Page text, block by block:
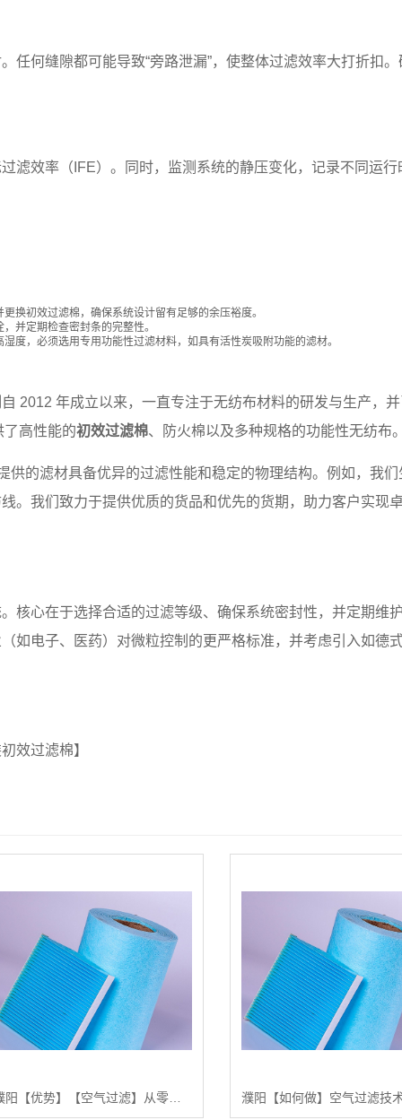
何缝隙都可能导致“旁路泄漏”，使整体过滤效率大打折扣。
滤效率（IFE）。同时，监测系统的静压变化，记录不同运行
更换初效过滤棉，确保系统设计留有足够的余压裕度。
并定期检查密封条的完整性。
度，必须选用专用功能性过滤材料，如具有活性炭吸附功能的滤材。
自 2012 年成立以来，一直专注于无纺布材料的研发与生产，
高性能的初效过滤棉、防火棉以及多种规格的功能性无纺布
供的滤材具备优异的过滤性能和稳定的物理结构。例如，我们
。我们致力于提供优质的货品和优先的货期，助力客户实现
核心在于选择合适的过滤等级、确保系统密封性，并定期维
如电子、医药）对微粒控制的更严格标准，并考虑引入如德
效过滤棉】
濮阳【优势】【空气过滤】从零开始：如何高效搭建多级空气过滤系统（技术指南）【怎么用?】